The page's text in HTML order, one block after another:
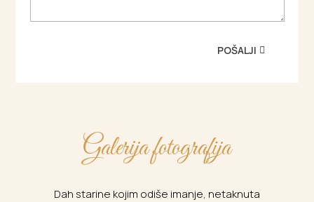
POŠALJI
Galerija fotografija
Dah starine kojim odiše imanje, netaknuta